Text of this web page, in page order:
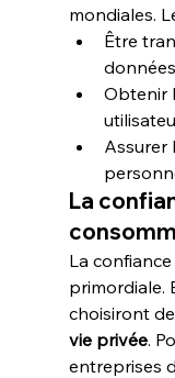
mondiales.
Être
Obtenir
Assurer
La
La
primordiale.
choisiront
vie privée.
entreprises